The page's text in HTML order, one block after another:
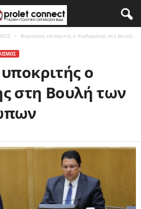
Φαρισαίος υποκριτής ο Κακλαμάνης στη Βουλή
ο
στη Βουλή των